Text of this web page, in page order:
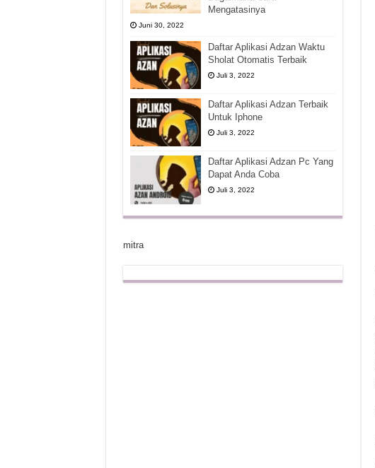
Mengatasinya
Juni 30, 2022
Daftar Aplikasi Adzan Waktu
Sholat Otomatis Terbaik
Juli 3, 2022
Daftar Aplikasi Adzan Terbaik
Untuk Iphone
Juli 3, 2022
Daftar Aplikasi Adzan Pc Yang
Dapat Anda Coba
Juli 3, 2022
mitra